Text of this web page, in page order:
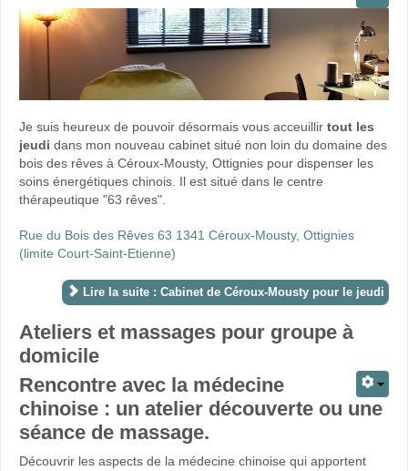
Je suis heureux de pouvoir désormais vous acceuillir tout les
jeudi dans mon nouveau cabinet situé non loin du domaine des
bois des rêves à Céroux-Mousty, Ottignies pour dispenser les
soins énergétiques chinois. Il est situé dans le centre
thérapeutique "63 rêves".
Rue du Bois des Rêves 63 1341 Céroux-Mousty, Ottignies
(limite Court-Saint-Etienne)
Lire la suite : Cabinet de Céroux-Mousty pour le jeudi
Ateliers et massages pour groupe à
domicile
Rencontre avec la médecine
chinoise : un atelier découverte ou une
séance de massage.
Découvrir les aspects de la médecine chinoise qui apportent